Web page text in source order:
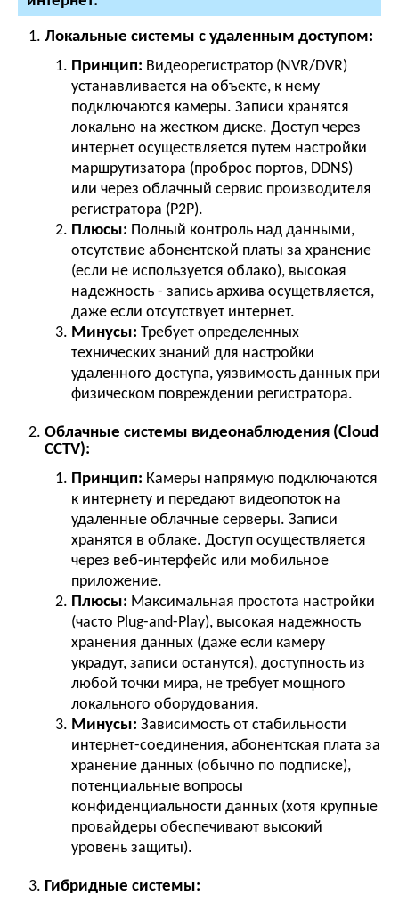
Локальные системы с удаленным доступом:
Принцип: Видеорегистратор (NVR/DVR)
устанавливается на объекте, к нему
подключаются камеры. Записи хранятся
локально на жестком диске. Доступ через
интернет осуществляется путем настройки
маршрутизатора (проброс портов, DDNS)
или через облачный сервис производителя
регистратора (P2P).
Плюсы: Полный контроль над данными,
отсутствие абонентской платы за хранение
(если не используется облако), высокая
надежность - запись архива осущетвляется,
даже если отсутствует интернет.
Минусы: Требует определенных
технических знаний для настройки
удаленного доступа, уязвимость данных при
физическом повреждении регистратора.
Облачные системы видеонаблюдения (Cloud
CCTV):
Принцип: Камеры напрямую подключаются
к интернету и передают видеопоток на
удаленные облачные серверы. Записи
хранятся в облаке. Доступ осуществляется
через веб-интерфейс или мобильное
приложение.
Плюсы: Максимальная простота настройки
(часто Plug-and-Play), высокая надежность
хранения данных (даже если камеру
украдут, записи останутся), доступность из
любой точки мира, не требует мощного
локального оборудования.
Минусы: Зависимость от стабильности
интернет-соединения, абонентская плата за
хранение данных (обычно по подписке),
потенциальные вопросы
конфиденциальности данных (хотя крупные
провайдеры обеспечивают высокий
уровень защиты).
Гибридные системы: